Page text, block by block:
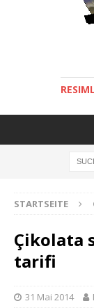
STARTSEITE
Çikolata
tarifi
31 Mai 2014